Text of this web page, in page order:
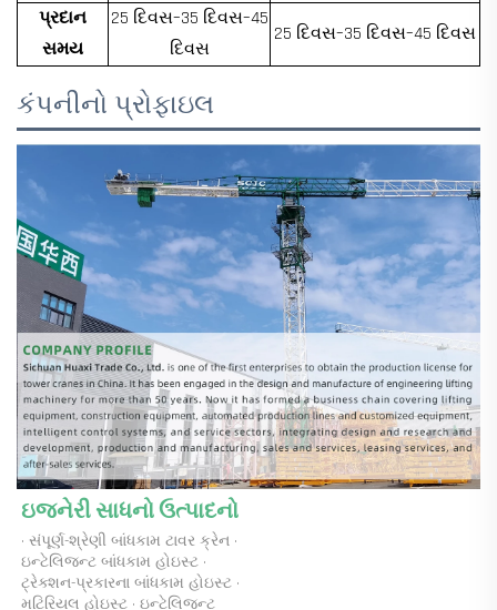
પ્રદાન
સમય
25 દિવસ–35 દિવસ–45
દિવસ
25 દિવસ–35 દિવસ–45 દિવસ
કંપનીનો પ્રોફાઇલ
ઇજનેરી સાધનો ઉત્પાદનો
· સંપૂર્ણ-શ્રેણી બાંધકામ ટાવર ક્રેન ·
ઇન્ટેલિજન્ટ બાંધકામ હોઇસ્ટ ·
ટ્રેક્શન-પ્રકારના બાંધકામ હોઇસ્ટ ·
મટિરિયલ હોઇસ્ટ · ઇન્ટેલિજન્ટ